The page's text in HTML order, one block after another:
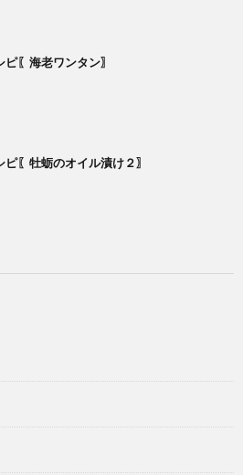
〖海老ワンタン〗
〖牡蛎のオイル漬け２〗